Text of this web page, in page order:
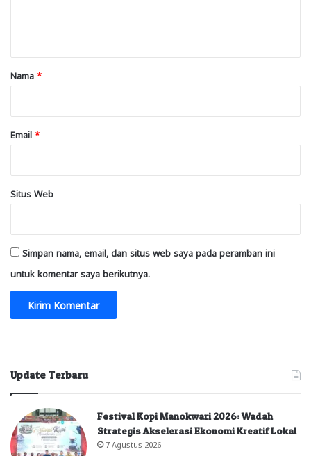
rNama *
Email *
Situs Web
Simpan nama, email, dan situs web saya pada peramban ini
untuk komentar saya berikutnya.
Update Terbaru
Festival Kopi Manokwari 2026: Wadah
Strategis Akselerasi Ekonomi Kreatif Lokal
7 Agustus 2026